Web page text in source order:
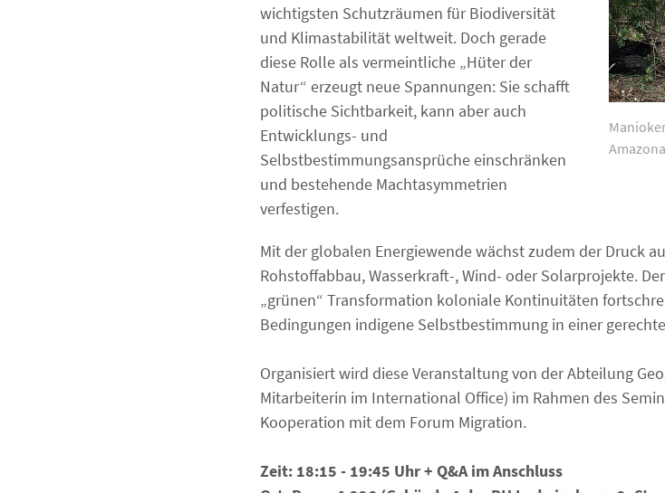
wichtigsten Schutzräumen für Biodiversität
und Klimastabilität weltweit. Doch gerade
diese Rolle als vermeintliche „Hüter der
Natur“ erzeugt neue Spannungen: Sie schafft
politische Sichtbarkeit, kann aber auch
Entwicklungs- und
Selbstbestimmungsansprüche einschränken
und bestehende Machtasymmetrien
verfestigen.
Mit der globalen Energiewende wächst zudem der Druck
Rohstoffabbau, Wasserkraft-, Wind- oder Solarprojekte.
„grünen“ Transformation koloniale Kontinuitäten
Bedingungen indigene Selbstbestimmung in einer
Organisiert wird diese Veranstaltung von der Abteilung
Mitarbeiterin im International Office) im Rahmen des
Kooperation mit dem Forum Migration.
Zeit: 18:15 - 19:45 Uhr + Q&A im Anschluss